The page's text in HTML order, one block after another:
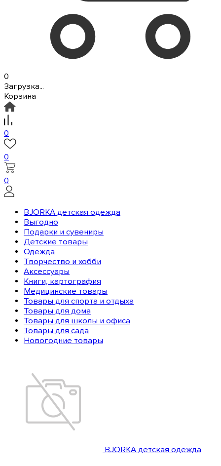
0
Загрузка...
Корзина
0
0
0
BJORKA детская одежда
Выгодно
Подарки и сувениры
Детские товары
Одежда
Творчество и хобби
Аксессуары
Книги, картография
Медицинские товары
Товары для спорта и отдыха
Товары для дома
Товары для школы и офиса
Товары для сада
Новогодние товары
BJORKA детская одежда